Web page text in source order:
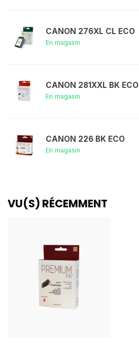
CANON 276XL CL ECO
En magasin
CANON 281XXL BK ECO
En magasin
CANON 226 BK ECO
En magasin
VU(S) RÉCEMMENT